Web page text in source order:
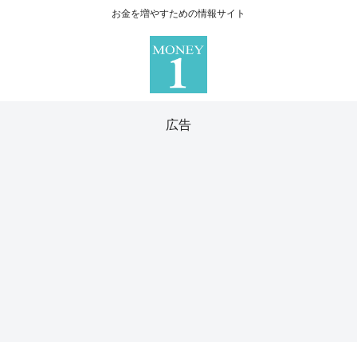
お金を増やすための情報サイト
広告